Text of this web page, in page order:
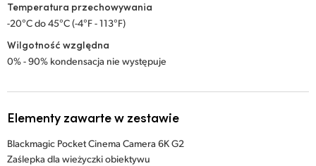
Temperatura przechowywania
-20°C do 45°C (-4°F - 113°F)
Wilgotność względna
0% - 90% kondensacja nie występuje
Elementy zawarte w zestawie
Blackmagic Pocket Cinema Camera 6K G2
Zaślepka dla wieżyczki obiektywu